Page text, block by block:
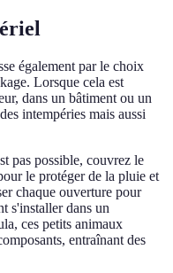
également par le choix
Lorsque cela est
dans un bâtiment ou un
intempéries mais aussi
pas possible, couvrez le
le protéger de la pluie et
chaque ouverture pour
s'installer dans un
ces petits animaux
entraînant des